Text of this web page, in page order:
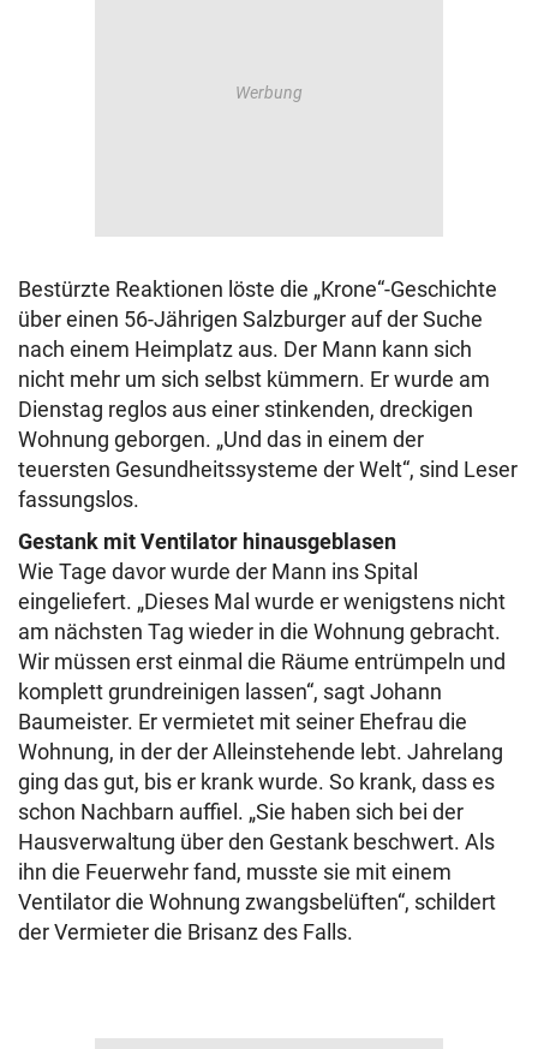
Bestürzte Reaktionen löste die „Krone“-Geschichte
über einen 56-Jährigen Salzburger auf der Suche
nach einem Heimplatz aus. Der Mann kann sich
nicht mehr um sich selbst kümmern. Er wurde am
Dienstag reglos aus einer stinkenden, dreckigen
Wohnung geborgen. „Und das in einem der
teuersten Gesundheitssysteme der Welt“, sind Leser
fassungslos.
Gestank mit Ventilator hinausgeblasen
Wie Tage davor wurde der Mann ins Spital
eingeliefert. „Dieses Mal wurde er wenigstens nicht
am nächsten Tag wieder in die Wohnung gebracht.
Wir müssen erst einmal die Räume entrümpeln und
komplett grundreinigen lassen“, sagt Johann
Baumeister. Er vermietet mit seiner Ehefrau die
Wohnung, in der der Alleinstehende lebt. Jahrelang
ging das gut, bis er krank wurde. So krank, dass es
schon Nachbarn auffiel. „Sie haben sich bei der
Hausverwaltung über den Gestank beschwert. Als
ihn die Feuerwehr fand, musste sie mit einem
Ventilator die Wohnung zwangsbelüften“, schildert
der Vermieter die Brisanz des Falls.